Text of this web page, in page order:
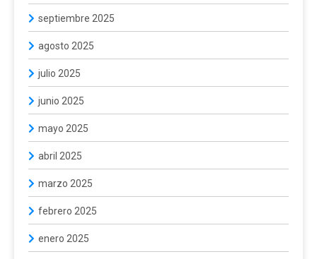
septiembre 2025
agosto 2025
julio 2025
junio 2025
mayo 2025
abril 2025
marzo 2025
febrero 2025
enero 2025